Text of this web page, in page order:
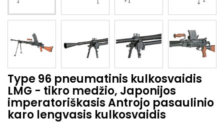
Type 96 pneumatinis kulkosvaidis
LMG - tikro medžio, Japonijos
imperatoriškasis Antrojo pasaulinio
karo lengvasis kulkosvaidis